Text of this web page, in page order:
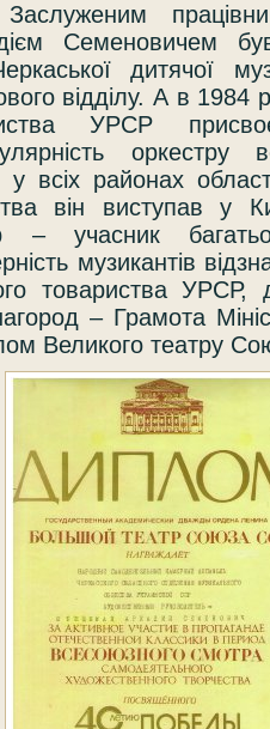
Семеновичем
відділу. А в 1984
УРСР
оркестру
всіх районах
він виступав у
– учасник
музикантів
товариства УРСР,
– Грамота
Великого театру